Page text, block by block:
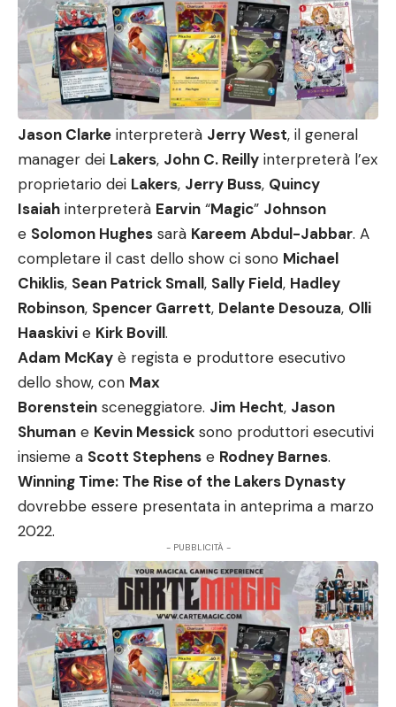
Jason Clarke interpreterà Jerry West, il general
manager dei Lakers, John C. Reilly interpreterà l’ex
proprietario dei Lakers, Jerry Buss, Quincy
Isaiah interpreterà Earvin “Magic” Johnson
e Solomon Hughes sarà Kareem Abdul-Jabbar. A
completare il cast dello show ci sono Michael
Chiklis, Sean Patrick Small, Sally Field, Hadley
Robinson, Spencer Garrett, Delante Desouza, Olli
Haaskivi e Kirk Bovill.
Adam McKay è regista e produttore esecutivo
dello show, con Max
Borenstein sceneggiatore. Jim Hecht, Jason
Shuman e Kevin Messick sono produttori esecutivi
insieme a Scott Stephens e Rodney Barnes.
Winning Time: The Rise of the Lakers Dynasty
dovrebbe essere presentata in anteprima a marzo
2022.
- PUBBLICITÀ -